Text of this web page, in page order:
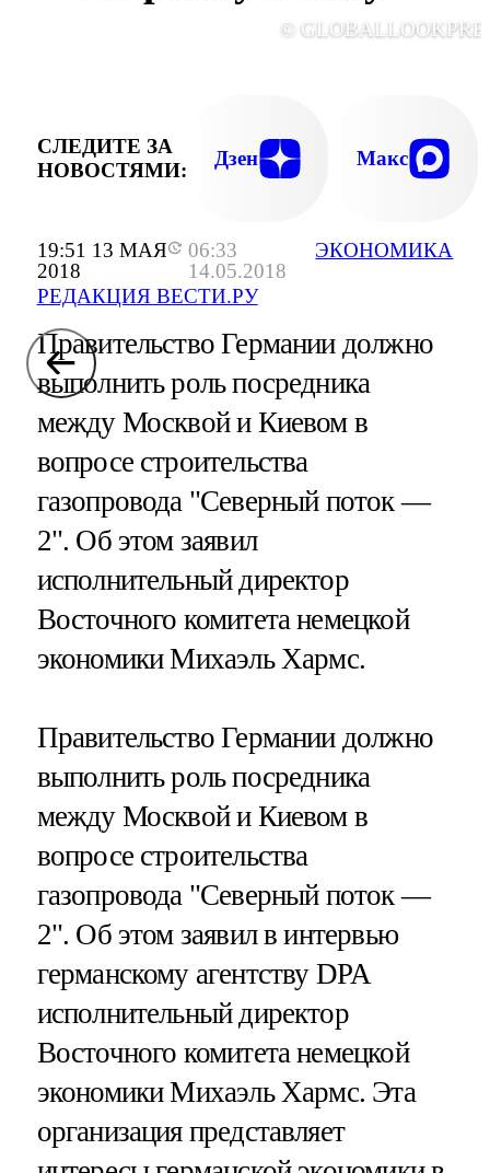
19:51 13 МАЯ
2018
06:33
14.05.2018
РЕДАКЦИЯ ВЕСТИ.РУ
ЭКОНОМИКА
©
СЛЕДИТЕ ЗА
НОВОСТЯМИ:
Дзен Макс
Правительство Германии должно
выполнить роль посредника
между Москвой и Киевом в
вопросе строительства
газопровода "Северный поток —
2". Об этом заявил
исполнительный директор
Восточного комитета немецкой
экономики Михаэль Хармс.
Правительство Германии должно
выполнить роль посредника
между Москвой и Киевом в
вопросе строительства
газопровода "Северный поток —
2". Об этом заявил в интервью
германскому агентству DPA
исполнительный директор
Восточного комитета немецкой
экономики Михаэль Хармс. Эта
организация представляет